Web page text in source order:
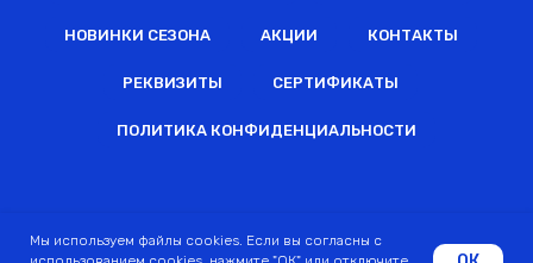
НОВИНКИ СЕЗОНА АКЦИИ КОНТАКТЫ
РЕКВИЗИТЫ СЕРТИФИКАТЫ
ПОЛИТИКА КОНФИДЕНЦИАЛЬНОСТИ
Мы используем файлы cookies. Если вы согласны с